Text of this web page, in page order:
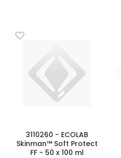
3110260 - ECOLAB
Skinman™ Soft Protect
FF - 50 x 100 ml